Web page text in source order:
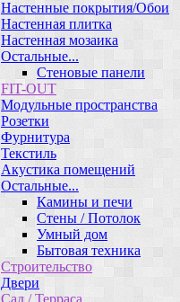
Настенные покрытия/Обои
Настенная плитка
Настенная мозаика
Остальные...
Стеновые панели
FIT-OUT
Модульные пространства
Розетки
Фурнитура
Текстиль
Акустика помещений
Остальные...
Камины и печи
Стены / Потолок
Умный дом
Бытовая техника
Строительство
Двери
Сад / Терраса